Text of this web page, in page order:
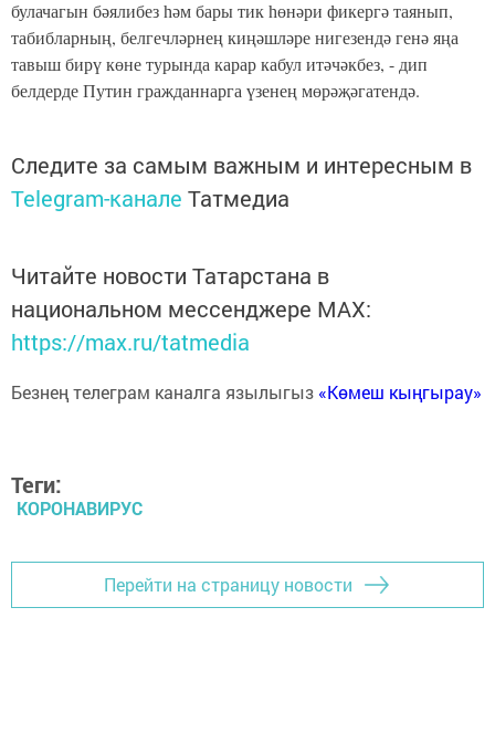
булачагын бәялибез һәм бары тик һөнәри фикергә таянып,
табибларның, белгечләрнең киңәшләре нигезендә генә яңа
тавыш бирү көне турында карар кабул итәчәкбез, - дип
белдерде Путин гражданнарга үзенең мөрәҗәгатендә.
Следите за самым важным и интересным в
Telegram-канале Татмедиа
Читайте новости Татарстана в
национальном мессенджере MАХ:
https://max.ru/tatmedia
Безнең телеграм каналга язылыгыз «Көмеш кыңгырау»
Теги:
КОРОНАВИРУС
Перейти на страницу новости